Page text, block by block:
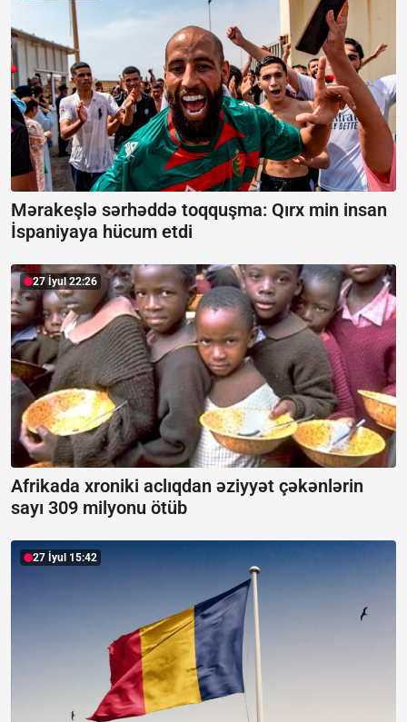
Mərakeşlə sərhəddə toqquşma: Qırx min insan
İspaniyaya hücum etdi
27 İyul 22:26
Afrikada xroniki aclıqdan əziyyət çəkənlərin
sayı 309 milyonu ötüb
27 İyul 15:42